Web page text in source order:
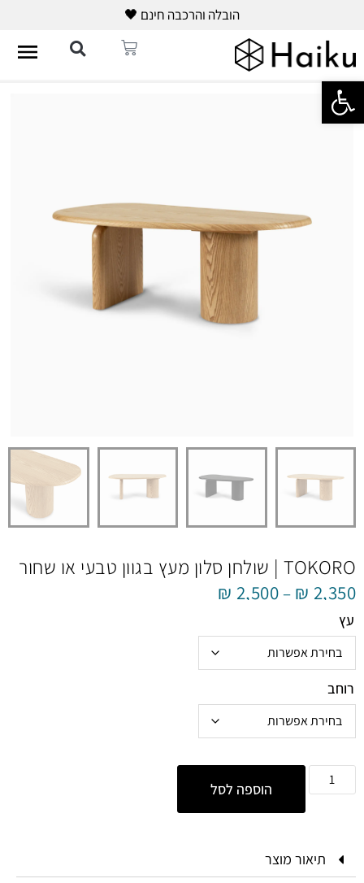
הובלה והרכבה חינם 🖤
TOKORO | שולחן סלון מעץ בגוון טבעי או שחור
₪ 2,350
–
₪ 2,500
עץ
רוחב
הוספה לסל
תיאור מוצר
פתח סרגל נגישות